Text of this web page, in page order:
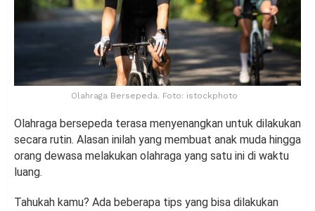
Olahraga Bersepeda. Foto: istockphoto
Olahraga bersepeda terasa menyenangkan untuk dilakukan
secara rutin. Alasan inilah yang membuat anak muda hingga
orang dewasa melakukan olahraga yang satu ini di waktu
luang.
Tahukah kamu? Ada beberapa tips yang bisa dilakukan